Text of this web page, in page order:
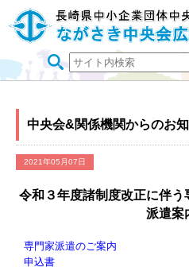
中央会&関係機関からのお
2021年05月07日
令和３年度諸制度改正に伴
派遣案
専門家派遣のご案内
申込書